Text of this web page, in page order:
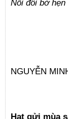
Nối đôi bờ
Kỳ
NGUYỄN
Hạt gửi mùa